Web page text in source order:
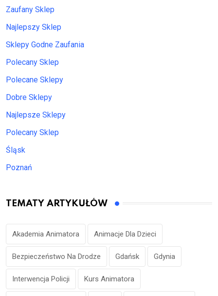
Zaufany Sklep
Najlepszy Sklep
Sklepy Godne Zaufania
Polecany Sklep
Polecane Sklepy
Dobre Sklepy
Najlepsze Sklepy
Polecany Sklep
Śląsk
Poznań
TEMATY ARTYKUŁÓW
Akademia Animatora Animacje Dla Dzieci
Bezpieczeństwo Na Drodze Gdańsk Gdynia
Interwencja Policji Kurs Animatora